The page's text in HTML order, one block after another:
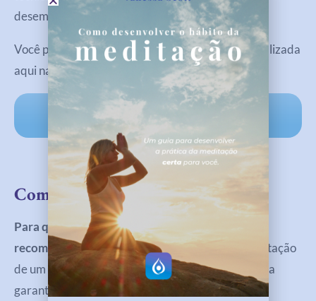
desempenho e feedback.
Você pode marcar sua sessão individual e personalizada
aqui na PEP:
Marque sua sessão individual e
personalizada de BreathWork!
Como Iniciar Com Breathwork
Para qualquer pessoa, seja atleta ou não, a
recomendação éiniciar o Breathwork sob a orientação
de um profissional qualificado. Isso é essencial para
garantir a prática correta e segura das técnicas.